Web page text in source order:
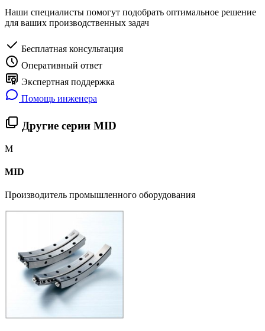
Наши специалисты помогут подобрать оптимальное решение
для ваших производственных задач
Бесплатная консультация
Оперативный ответ
Экспертная поддержка
Помощь инженера
Другие серии MID
M
MID
Производитель промышленного оборудования